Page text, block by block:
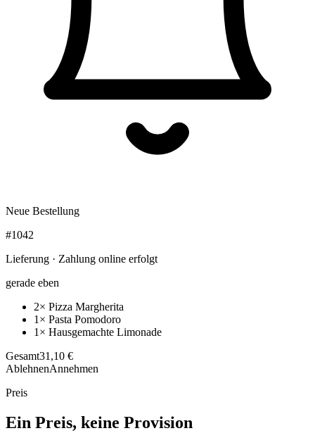
Neue Bestellung
#1042
Lieferung · Zahlung online erfolgt
gerade eben
2× Pizza Margherita
1× Pasta Pomodoro
1× Hausgemachte Limonade
Gesamt31,10 €
AblehnenAnnehmen
Preis
Ein Preis, keine Provision